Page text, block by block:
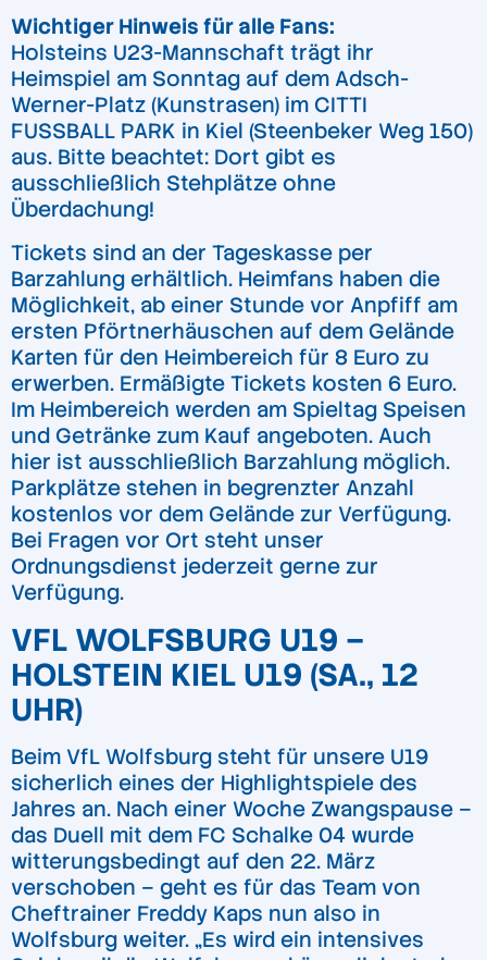
Wichtiger Hinweis für alle Fans:
Holsteins U23-Mannschaft trägt ihr
Heimspiel am Sonntag auf dem Adsch-
Werner-Platz (Kunstrasen) im CITTI
FUSSBALL PARK in Kiel (Steenbeker Weg 150)
aus. Bitte beachtet: Dort gibt es
ausschließlich Stehplätze ohne
Überdachung!
Tickets sind an der Tageskasse per
Barzahlung erhältlich. Heimfans haben die
Möglichkeit, ab einer Stunde vor Anpfiff am
ersten Pförtnerhäuschen auf dem Gelände
Karten für den Heimbereich für 8 Euro zu
erwerben. Ermäßigte Tickets kosten 6 Euro.
Im Heimbereich werden am Spieltag Speisen
und Getränke zum Kauf angeboten. Auch
hier ist ausschließlich Barzahlung möglich.
Parkplätze stehen in begrenzter Anzahl
kostenlos vor dem Gelände zur Verfügung.
Bei Fragen vor Ort steht unser
Ordnungsdienst jederzeit gerne zur
Verfügung.
VFL WOLFSBURG U19 –
HOLSTEIN KIEL U19 (SA., 12
UHR)
Beim VfL Wolfsburg steht für unsere U19
sicherlich eines der Highlightspiele des
Jahres an. Nach einer Woche Zwangspause –
das Duell mit dem FC Schalke 04 wurde
witterungsbedingt auf den 22. März
verschoben – geht es für das Team von
Cheftrainer Freddy Kaps nun also in
Wolfsburg weiter. „Es wird ein intensives